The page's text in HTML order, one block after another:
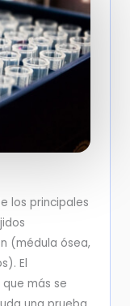
los principales
(médula ósea,
El
más se